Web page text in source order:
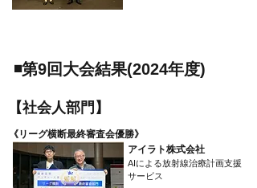
​◾️第9回大会結果(2024年度)
​【社会人部門】
​《リーグ横断最終審査会優勝》
アイラト株式会社
AIによる放射線治療計画支援
サービス